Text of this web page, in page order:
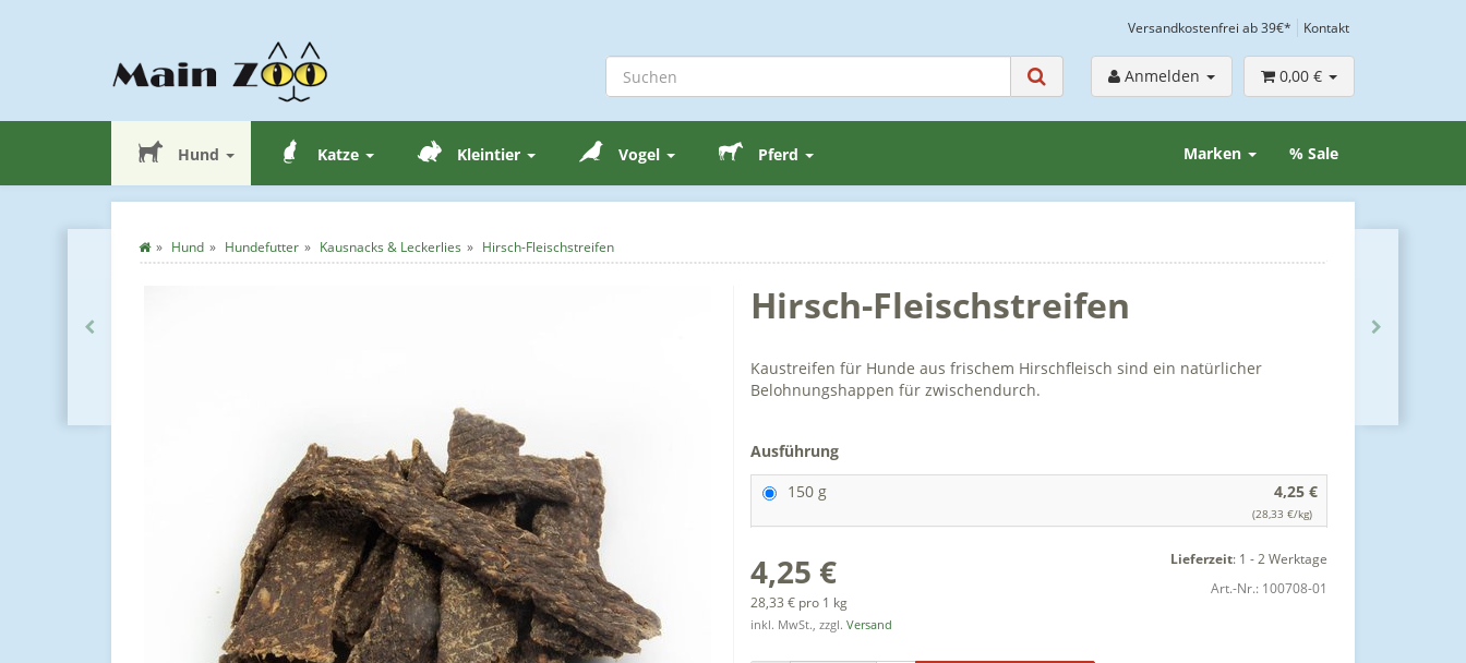
Versandkostenfrei ab 39€* Kontakt
Anmelden 0,00 €
Hund Katze Kleintier Vogel Pferd % Sale
Marken
Hund Hundefutter Kausnacks & Leckerlies Hirsch-Fleischstreifen
Hirsch-Fleischstreifen
Kaustreifen für Hunde aus frischem Hirschfleisch sind ein natürlicher
Belohnungshappen für zwischendurch.
Ausführung
150 g
4,25 €
(28,33 €/kg)
4,25 €
28,33 € pro 1 kg
inkl. MwSt., zzgl. Versand
Lieferzeit: 1 - 2 Werktage
Art.-Nr.: 100708-01